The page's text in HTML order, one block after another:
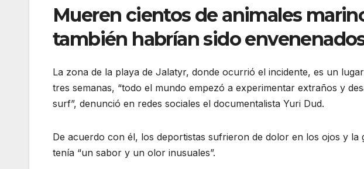
Mueren cientos de animales
también habrían sido
La zona de la playa de Jalatyr, donde ocurrió el incidente, es un
tres semanas, “todo el mundo empezó a experimentar extraños y
surf”, denunció en redes sociales el documentalista Yuri Dud.
De acuerdo con él, los deportistas sufrieron de dolor en los ojos y la
tenía “un sabor y un olor inusuales”.